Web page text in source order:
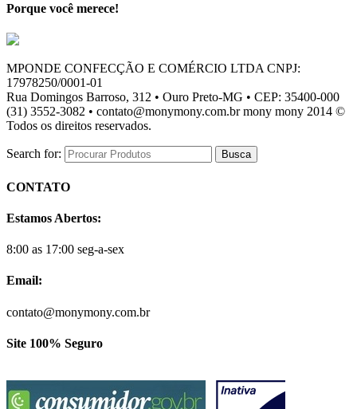
Porque você merece!
MPONDE CONFECÇÃO E COMÉRCIO LTDA CNPJ:
17978250/0001-01
Rua Domingos Barroso, 312 • Ouro Preto-MG • CEP: 35400-000
(31) 3552-3082 • contato@monymony.com.br mony mony 2014 ©
Todos os direitos reservados.
Search for:
CONTATO
Estamos Abertos:
8:00 as 17:00 seg-a-sex
Email:
contato@monymony.com.br
Site 100% Seguro